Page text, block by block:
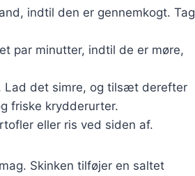
indtil den er gennemkogt. Tag
par minutter, indtil de er møre,
Lad det simre, og tilsæt derefter
friske krydderurter.
eller ris ved siden af.
Skinken tilføjer en saltet